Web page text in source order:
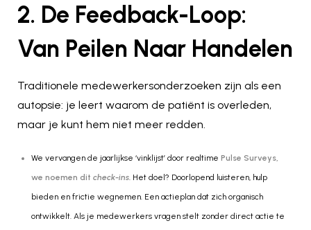
2. De Feedback-Loop:
Van Peilen Naar Handelen
Traditionele medewerkersonderzoeken zijn als een
autopsie: je leert waarom de patiënt is overleden,
maar je kunt hem niet meer redden.
We vervangen de jaarlijkse ‘vinklijst’ door realtime Pulse Surveys,
we noemen dit check-ins. Het doel? Doorlopend luisteren, hulp
bieden en frictie wegnemen. Een actieplan dat zich organisch
ontwikkelt. Als je medewerkers vragen stelt zonder direct actie te